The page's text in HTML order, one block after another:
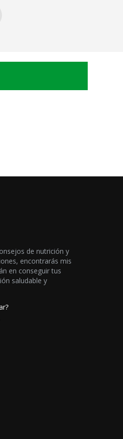
de nutrición y
encontrarás mis
en conseguir tus
saludable y